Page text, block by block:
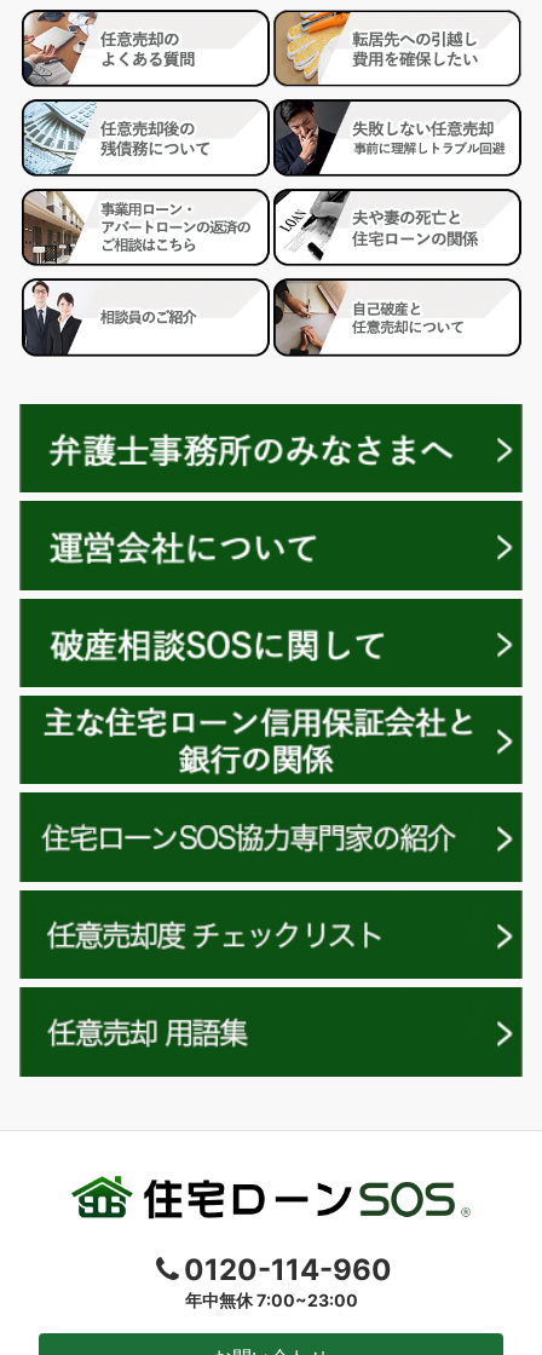
0120-114-960
年中無休 7:00~23:00